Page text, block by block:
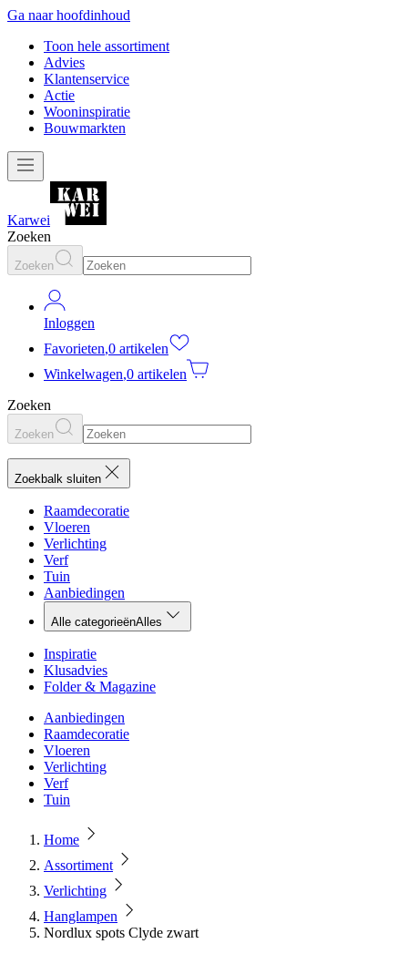
Ga naar hoofdinhoud
Toon hele assortiment
Advies
Klantenservice
Actie
Wooninspiratie
Bouwmarkten
Karwei
Zoeken
Zoeken
Inloggen
Favorieten,0 artikelen
Winkelwagen,0 artikelen
Zoeken
Zoeken
Zoekbalk sluiten
Raamdecoratie
Vloeren
Verlichting
Verf
Tuin
Aanbiedingen
Alle categorieënAlles
Inspiratie
Klusadvies
Folder & Magazine
Aanbiedingen
Raamdecoratie
Vloeren
Verlichting
Verf
Tuin
Home
Assortiment
Verlichting
Hanglampen
Nordlux spots Clyde zwart